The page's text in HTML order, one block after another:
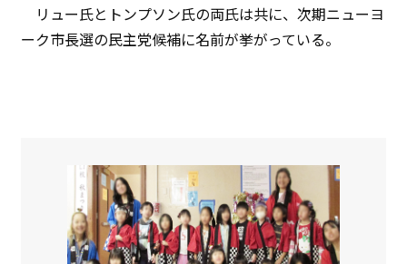
リュー氏とトンプソン氏の両氏は共に、次期ニューヨ
ーク市長選の民主党候補に名前が挙がっている。